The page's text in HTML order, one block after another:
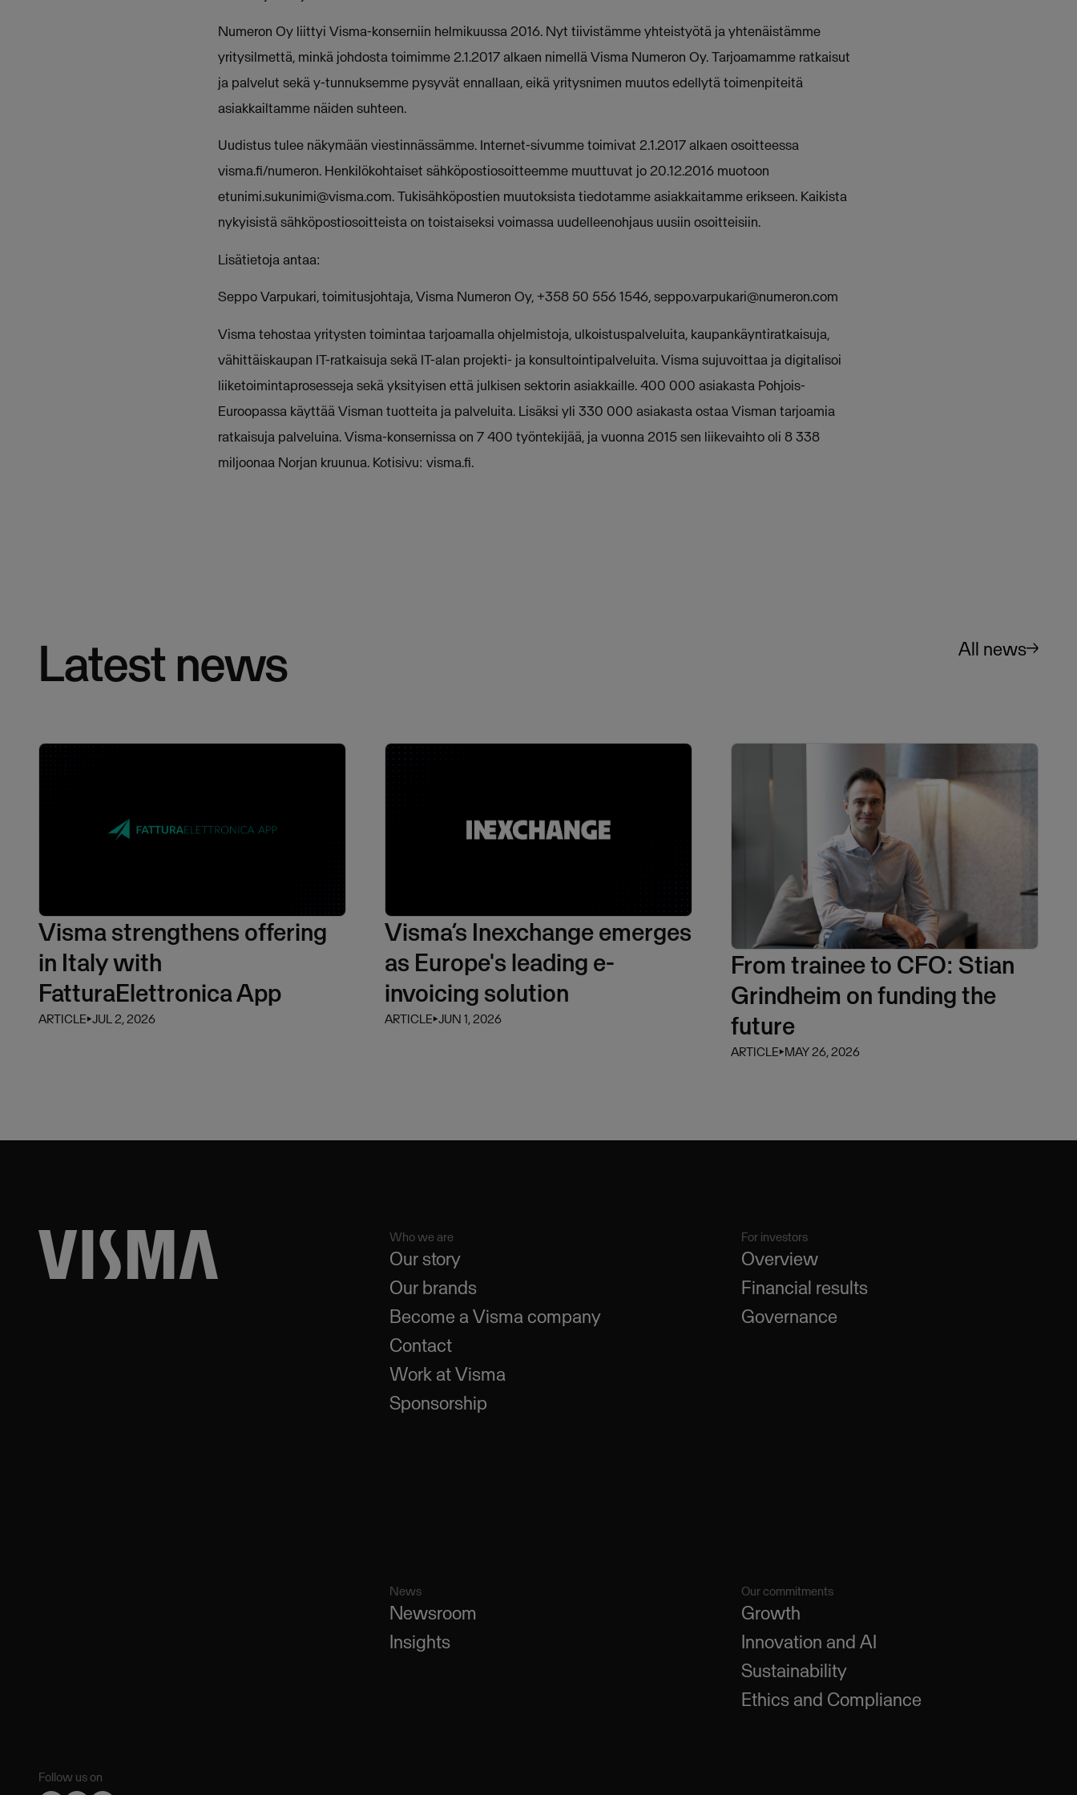
Numeron Oy liittyi Visma-konserniin helmikuussa 2016. Nyt tiivistämme yhteistyötä ja yhtenäistämme
yritysilmettä, minkä johdosta toimimme 2.1.2017 alkaen nimellä Visma Numeron Oy. Tarjoamamme ratkaisut
ja palvelut sekä y-tunnuksemme pysyvät ennallaan, eikä yritysnimen muutos edellytä toimenpiteitä
asiakkailtamme näiden suhteen.
Uudistus tulee näkymään viestinnässämme. Internet-sivumme toimivat 2.1.2017 alkaen osoitteessa
visma.fi/numeron. Henkilökohtaiset sähköpostiosoitteemme muuttuvat jo 20.12.2016 muotoon
etunimi.sukunimi@visma.com. Tukisähköpostien muutoksista tiedotamme asiakkaitamme erikseen. Kaikista
nykyisistä sähköpostiosoitteista on toistaiseksi voimassa uudelleenohjaus uusiin osoitteisiin.
Lisätietoja antaa:
Seppo Varpukari, toimitusjohtaja, Visma Numeron Oy, +358 50 556 1546,seppo.varpukari@numeron.com
Visma tehostaa yritysten toimintaa tarjoamalla ohjelmistoja, ulkoistuspalveluita, kaupankäyntiratkaisuja,
vähittäiskaupan IT-ratkaisuja sekä IT-alan projekti- ja konsultointipalveluita. Visma sujuvoittaa ja digitalisoi
liiketoimintaprosesseja sekä yksityisen että julkisen sektorin asiakkaille. 400 000 asiakasta Pohjois-
Euroopassa käyttää Visman tuotteita ja palveluita. Lisäksi yli 330 000 asiakasta ostaa Visman tarjoamia
ratkaisuja palveluina. Visma-konsernissa on 7 400 työntekijää, ja vuonna 2015 sen liikevaihto oli 8 338
miljoonaa Norjan kruunua. Kotisivu: visma.fi.
Latest news All news
Visma strengthens offering
in Italy with
FatturaElettronica App
ARTICLE⏵JUL 2, 2026
Visma’s Inexchange emerges
as Europe's leading e-
invoicing solution
ARTICLE⏵JUN 1, 2026
From trainee to CFO: Stian
Grindheim on funding the
future
ARTICLE⏵MAY 26, 2026
Follow us on
Who we are
Our story
Our brands
Become a Visma company
Contact
Work at Visma
Sponsorship
For investors
Overview
Financial results
Governance
News
Newsroom
Insights
Our commitments
Growth
Innovation and AI
Sustainability
Ethics and Compliance